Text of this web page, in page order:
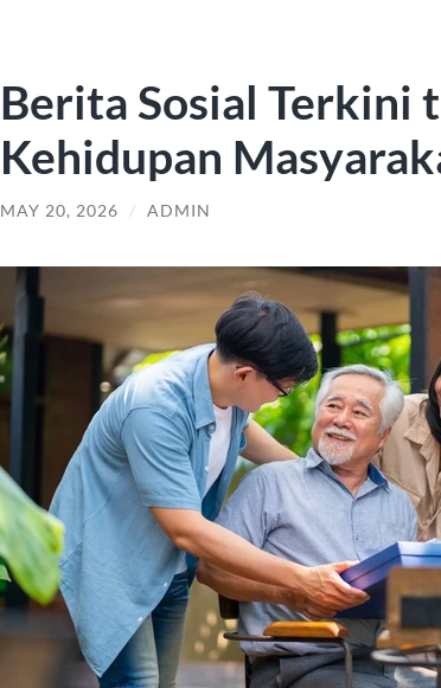
Berita Sosial Terkini
Kehidupan
MAY 20, 2026 / ADMIN